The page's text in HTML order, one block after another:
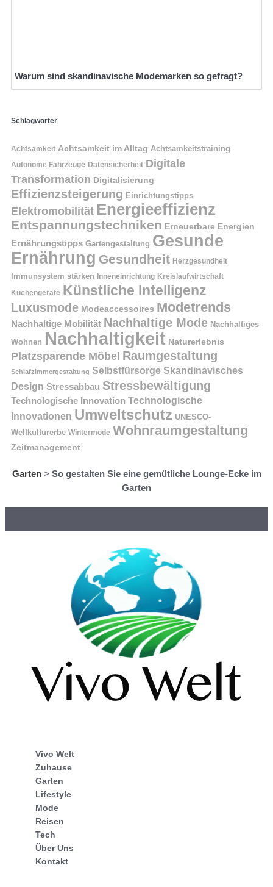
Warum sind skandinavische Modemarken so gefragt?
Schlagwörter
Achtsamkeit Achtsamkeit im Alltag Achtsamkeitstraining
Autonome Fahrzeuge Datensicherheit Digitale
Transformation Digitalisierung
Effizienzsteigerung Einrichtungstipps
Elektromobilität Energieeffizienz
Entspannungstechniken Erneuerbare Energien
Ernährungstipps Gartengestaltung Gesunde
Ernährung Gesundheit Herzgesundheit
Immunsystem stärken Inneneinrichtung Kreislaufwirtschaft
Küchengeräte Künstliche Intelligenz
Luxusmode Modeaccessoires Modetrends
Nachhaltige Mobilität Nachhaltige Mode Nachhaltiges
Wohnen Nachhaltigkeit Naturerlebnis
Platzsparende Möbel Raumgestaltung
Schlafzimmergestaltung Selbstfürsorge Skandinavisches
Design Stressabbau Stressbewältigung
Technologische Innovation Technologische
Innovationen Umweltschutz UNESCO-
Weltkulturerbe Wintermode Wohnraumgestaltung
Zeitmanagement
Garten> So gestalten Sie eine gemütliche Lounge-Ecke im
Garten
Vivo Welt
Zuhause
Garten
Lifestyle
Mode
Reisen
Tech
Über Uns
Kontakt